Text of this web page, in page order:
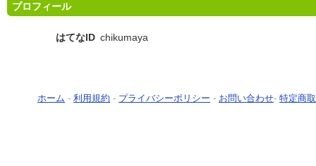
プロフィール
はてなID chikumaya
ホーム - 利用規約 - プライバシーポリシー - お問い合わせ- 特定商